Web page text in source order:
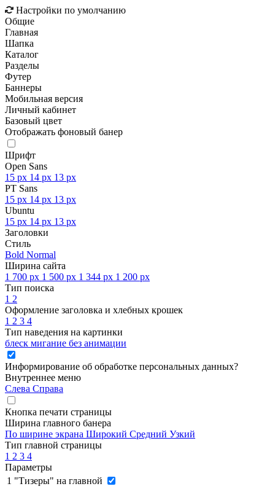
Настройки по умолчанию
Общие
Главная
Шапка
Каталог
Разделы
Футер
Баннеры
Мобильная версия
Личный кабинет
Базовый цвет
Отображать фоновый банер
Шрифт
Open Sans
15 px 14 px 13 px
PT Sans
15 px 14 px 13 px
Ubuntu
15 px 14 px 13 px
Заголовки
Стиль
Bold Normal
Ширина сайта
1 700 px 1 500 px 1 344 px 1 200 px
Тип поиска
1 2
Оформление заголовка и хлебных крошек
1 2 3 4
Тип наведения на картинки
блеск мигание без анимации
Информирование об обработке персональных данных?
Внутреннее меню
Слева Справа
Кнопка печати страницы
Ширина главного банера
По ширине экрана Широкий Средний Узкий
Тип главной страницы
1 2 3 4
Параметры
1 "Тизеры" на главной